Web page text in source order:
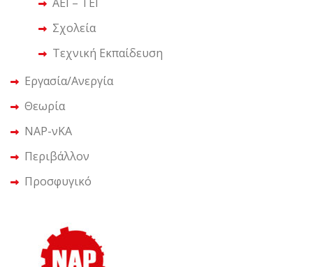
Σχολεία
Τεχνική Εκπαίδευση
Εργασία/Ανεργία
Θεωρία
ΝΑΡ-νΚΑ
Περιβάλλον
Προσφυγικό